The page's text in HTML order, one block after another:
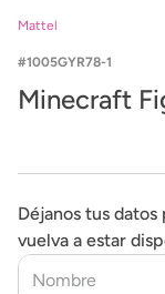
Mattel
1005GYR78-1
Minecraft
Déjanos tus
vuelva a estar